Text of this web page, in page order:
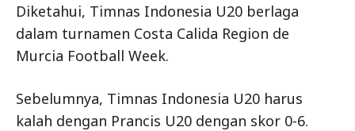
Diketahui, Timnas Indonesia U20 berlaga
dalam turnamen Costa Calida Region de
Murcia Football Week.
Sebelumnya, Timnas Indonesia U20 harus
kalah dengan Prancis U20 dengan skor 0-6.